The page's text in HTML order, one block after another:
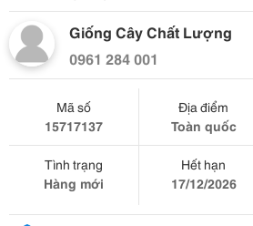
Giống Cây Chất Lượng
0961 284 001
Mã số
15717137
Địa điểm
Toàn quốc
Tình trạng
Hàng mới
Hết hạn
17/12/2026